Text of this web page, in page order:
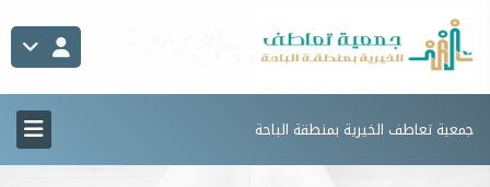
جمعية تعاطف الخيرية بمنطقة الباحة